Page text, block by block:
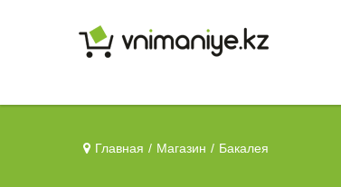
Главная / Магазин / Бакалея